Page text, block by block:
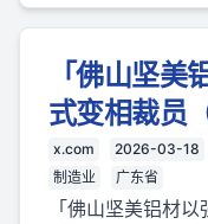
「佛山坚美
式变相裁员
x.com 2026-03-18
制造业
广东省
「佛山坚美铝材